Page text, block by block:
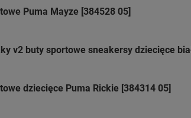
Puma Mayze [384528 05]
v2 buty sportowe sneakersy dziecięce
dziecięce Puma Rickie [384314 05]